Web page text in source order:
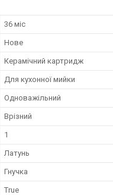
36 міс
Нове
Керамічний картридж
Для кухонної мийки
Одноважільний
Врізний
1
Латунь
Гнучка
True